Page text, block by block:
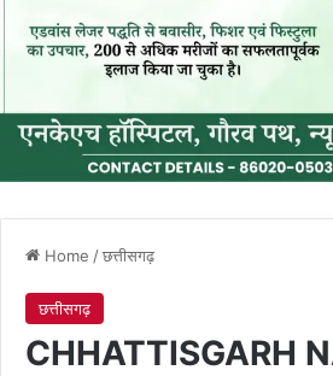
Home /छत्तीसगढ़
छत्तीसगढ़
CHHATTISGARH